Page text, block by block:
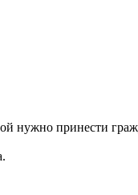
нужно принести